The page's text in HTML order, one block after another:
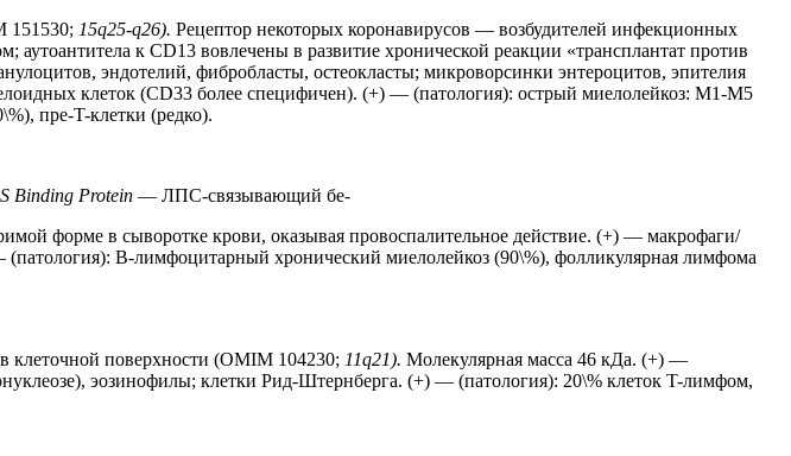
151530; 15q25-q26). Рецептор некоторых коронавирусов — возбудителей инфекционных
к CD13 вовлечены в развитие хронической реакции «трансплантат против
эндотелий, фибробласты, остеокласты; микроворсинки энтероцитов, эпителия
клеток (CD33 более специфичен). (+) — (патология): острый миелолейкоз: M1-M5
пре-T-клетки (редко).
Binding Protein — ЛПС-связывающий бе-
форме в сыворотке крови, оказывая провоспалительное действие. (+) — макрофаги/
B-лимфоцитарный хронический миелолейкоз (90\%), фолликулярная лимфома
клеточной поверхности (OMIM 104230; 11q21). Молекулярная масса 46 кДа. (+) —
эозинофилы; клетки Рид-Штернберга. (+) — (патология): 20\% клеток T-лимфом,